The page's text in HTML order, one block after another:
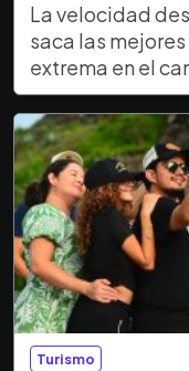
La velocidad
saca las
extrema en el
Turismo